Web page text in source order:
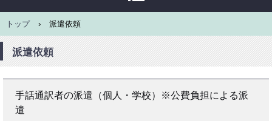
トップ › 派遣依頼
派遣依頼
手話通訳者の派遣（個人・学校）※公費負担による派
遣